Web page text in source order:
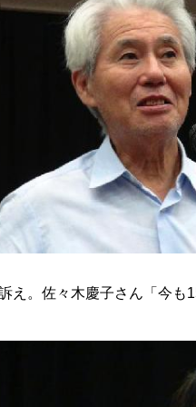
え。佐々木慶子さん「今